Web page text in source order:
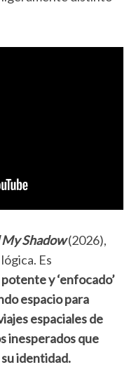
Shadow(2026),
Es
y ‘enfocado’
espacio para
espaciales de
inesperados que
identidad.